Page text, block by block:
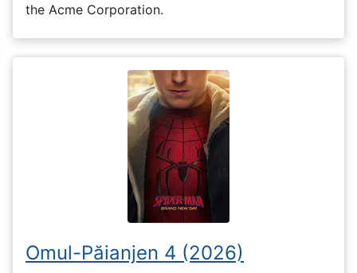
the Acme Corporation.
Omul-Păianjen 4 (2026)